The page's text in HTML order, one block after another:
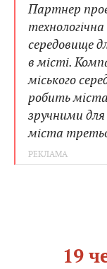
Партнер
середовище
в місті.
міського
робить
зручними
міста
19